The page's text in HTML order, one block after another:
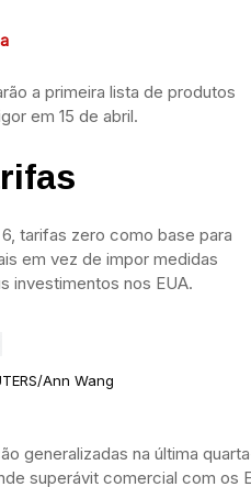
a primeira lista de produtos
em 15 de abril.
tarifas zero como base para
em vez de impor medidas
investimentos nos EUA.
Ann Wang
generalizadas na última
superávit comercial com os